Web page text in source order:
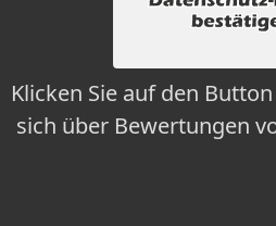
Klicken Sie auf den
sich über Bewertungen